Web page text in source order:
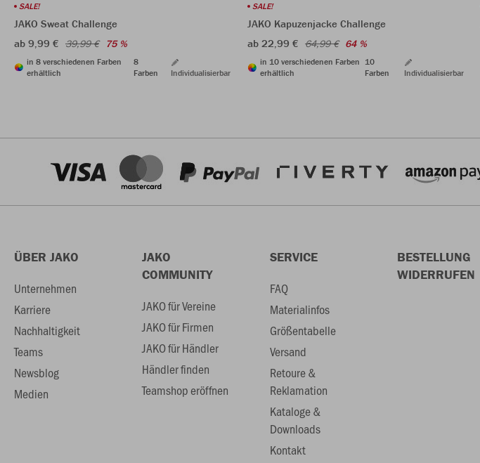
SALE!
JAKO Sweat Challenge
ab 9,99 € 39,99 € 75 %
in 8 verschiedenen Farben
erhältlich
8
Farben
Individualisierbar
SALE!
JAKO Kapuzenjacke Challenge
ab 22,99 € 64,99 € 64 %
in 10 verschiedenen Farben
erhältlich
10
Farben
Individualisierbar
ÜBER JAKO
Unternehmen
Karriere
Nachhaltigkeit
Teams
Newsblog
Medien
JAKO
COMMUNITY
JAKO für Vereine
JAKO für Firmen
JAKO für Händler
Händler finden
Teamshop eröffnen
SERVICE
FAQ
Materialinfos
Größentabelle
Versand
Retoure &
Reklamation
Kataloge &
Downloads
Kontakt
BESTELLUNG
WIDERRUFEN